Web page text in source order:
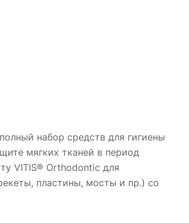
набор средств для гигиены
мягких тканей в период
VITIS® Orthodontic для
пластины, мосты и пр.) со